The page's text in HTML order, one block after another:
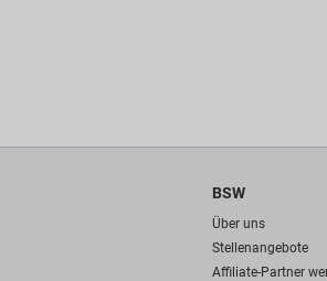
BSW
Über uns
Stellenangebote
Affiliate-Partner